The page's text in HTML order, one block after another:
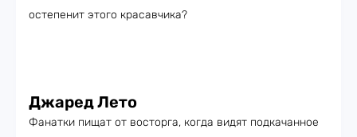
остепенит этого красавчика?
Джаред Лето
Фанатки пищат от восторга, когда видят подкачанное